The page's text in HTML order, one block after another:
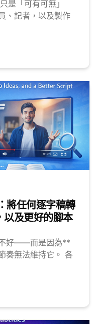
是「可有可無」
、記者，以及製作
將任何逐字稿轉
及更好的腳本
不好——而是因為**
奏無法維持它。 各